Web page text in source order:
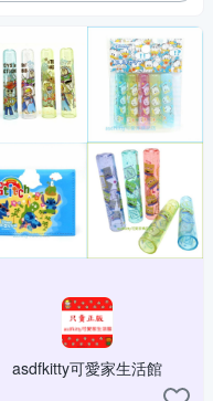
asdfkitty可愛家生活館